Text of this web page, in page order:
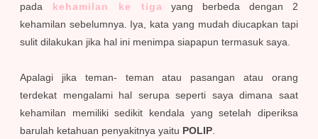
pada kehamilan ke tiga yang berbeda dengan 2
kehamilan sebelumnya. Iya, kata yang mudah diucapkan tapi
sulit dilakukan jika hal ini menimpa siapapun termasuk saya.
Apalagi jika teman- teman atau pasangan atau orang
terdekat mengalami hal serupa seperti saya dimana saat
kehamilan memiliki sedikit kendala yang setelah diperiksa
barulah ketahuan penyakitnya yaitu POLIP.